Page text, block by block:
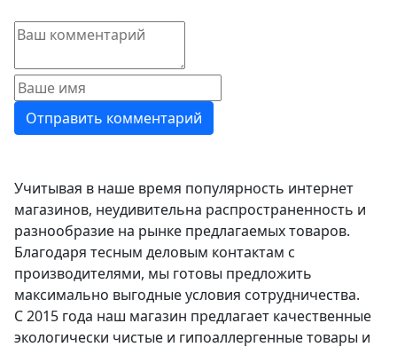
Учитывая в наше время популярность интернет
магазинов, неудивительна распространенность и
разнообразие на рынке предлагаемых товаров.
Благодаря тесным деловым контактам с
производителями, мы готовы предложить
максимально выгодные условия сотрудничества.
С 2015 года наш магазин предлагает качественные
экологически чистые и гипоаллергенные товары и